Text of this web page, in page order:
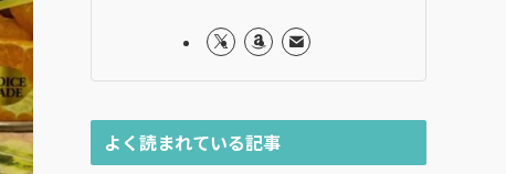
よく読まれている記事